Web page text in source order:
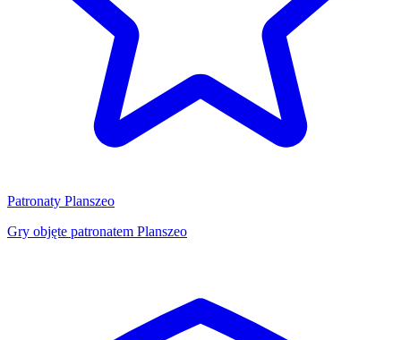
Patronaty Planszeo
Gry objęte patronatem Planszeo